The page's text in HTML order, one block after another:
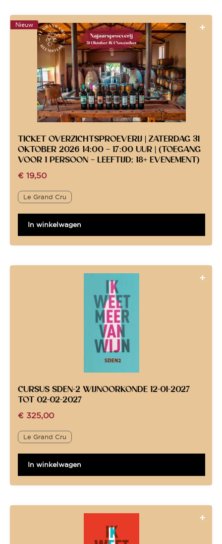
Nieuw
TICKET OVERZICHTSPROEVERIJ | ZATERDAG 31
OKTOBER 2026 14:00 – 17:00 UUR | (TOEGANG
VOOR 1 PERSOON – LEEFTIJD; 18+ EVENEMENT)
€ 19,50
Le Grand Cru
In winkelwagen
CURSUS SDEN-2 WIJNOORKONDE 12-01-2027
TOT 02-02-2027
€ 325,00
Le Grand Cru
In winkelwagen